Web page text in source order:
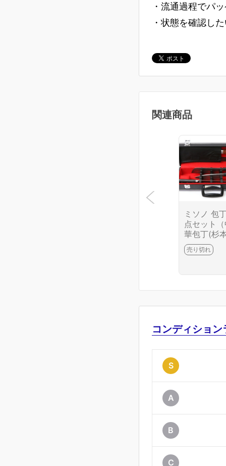
・流通過程でパ
・状態を確認し
関連商品
ミソノ 包
点セット
華包丁(杉
出刃(藤次
薄刃(藤次
6699-2J10
売り切れ
コンディション
S
A
B
C